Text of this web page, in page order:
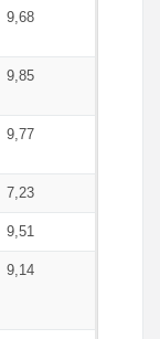
9,68
9,85
9,77
7,23
9,51
9,14